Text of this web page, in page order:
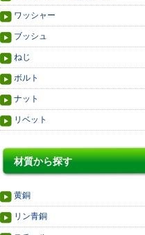
ワッシャー
ブッシュ
ねじ
ボルト
ナット
リベット
材質から探す
黄銅
リン青銅